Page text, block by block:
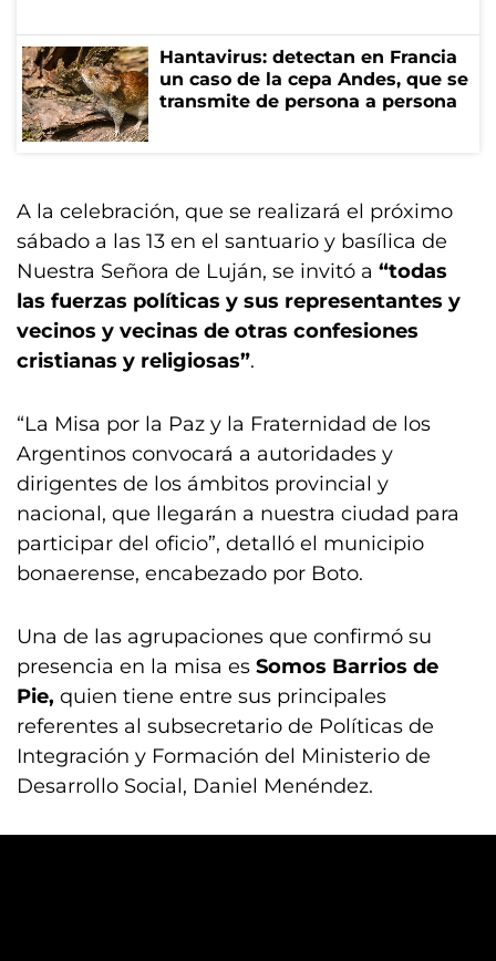
Hantavirus: detectan en Francia
un caso de la cepa Andes, que se
transmite de persona a persona
A la celebración, que se realizará el próximo
sábado a las 13 en el santuario y basílica de
Nuestra Señora de Luján, se invitó a “todas
las fuerzas políticas y sus representantes y
vecinos y vecinas de otras confesiones
cristianas y religiosas”.
“La Misa por la Paz y la Fraternidad de los
Argentinos convocará a autoridades y
dirigentes de los ámbitos provincial y
nacional, que llegarán a nuestra ciudad para
participar del oficio”, detalló el municipio
bonaerense, encabezado por Boto.
Una de las agrupaciones que confirmó su
presencia en la misa es Somos Barrios de
Pie, quien tiene entre sus principales
referentes al subsecretario de Políticas de
Integración y Formación del Ministerio de
Desarrollo Social, Daniel Menéndez.